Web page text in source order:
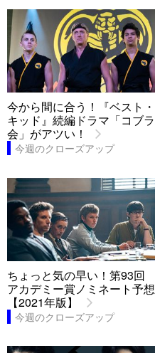
今から間に合う！『ベスト・
キッド』続編ドラマ「コブラ
会」がアツい！
今週のクローズアップ
ちょっと気の早い！第93回
アカデミー賞ノミネート予想
【2021年版】
今週のクローズアップ